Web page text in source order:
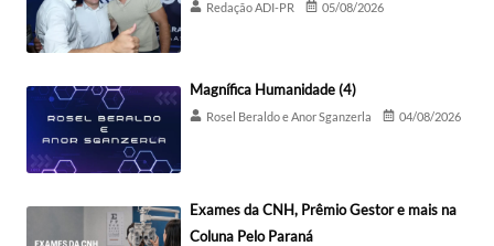
Redação ADI-PR 05/08/2026
Magnífica Humanidade (4)
Rosel Beraldo e Anor Sganzerla 04/08/2026
Exames da CNH, Prêmio Gestor e mais na
Coluna Pelo Paraná